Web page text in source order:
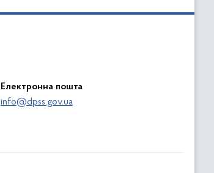
Електронна пошта
info@dpss.gov.ua